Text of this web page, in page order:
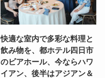
快適な室内で多彩な料理と
飲み物を、都ホテル四日市
のビアホール、今ならハワ
イアン、後半はアジアン＆